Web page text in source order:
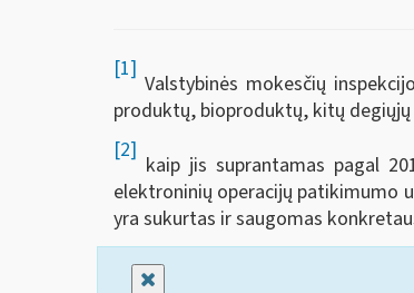
[1]
Valstybinės mokesčių
produktų, bioproduktų, kitų
[2]
kaip jis suprantamas pagal
elektroninių operacijų patikimumo
yra sukurtas ir saugomas